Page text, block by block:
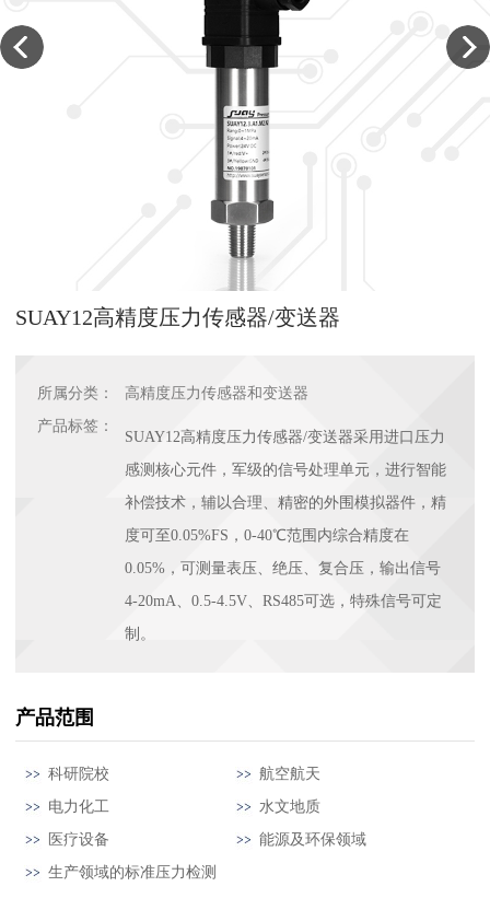
SUAY12高精度压力传感器/变送器
所属分类：
高精度压力传感器和变送器
产品标签：
SUAY12高精度压力传感器/变送器采用进口压力
感测核心元件，军级的信号处理单元，进行智能
补偿技术，辅以合理、精密的外围模拟器件，精
度可至0.05%FS，0-40℃范围内综合精度在
0.05%，可测量表压、绝压、复合压，输出信号
4-20mA、0.5-4.5V、RS485可选，特殊信号可定
制。
产品范围
科研院校
航空航天
电力化工
水文地质
医疗设备
能源及环保领域
生产领域的标准压力检测